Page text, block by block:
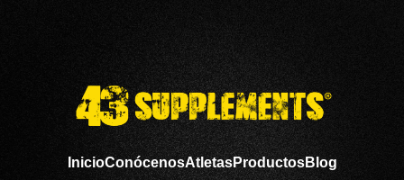
InicioConócenosAtletasProductosBlog